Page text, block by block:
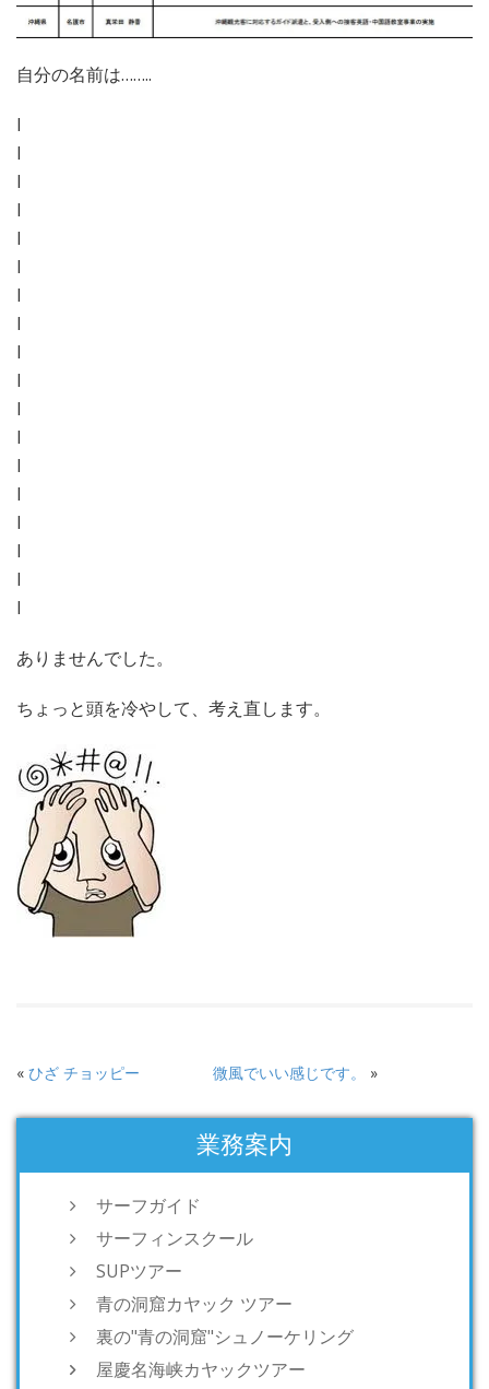
自分の名前は……..
l
l
l
l
l
l
l
l
l
l
l
l
l
l
l
l
l
l
ありませんでした。
ちょっと頭を冷やして、考え直します。
« ひざ チョッピー 微風でいい感じです。 »
業務案内
サーフガイド
サーフィンスクール
SUPツアー
青の洞窟カヤック ツアー
裏の"青の洞窟"シュノーケリング
屋慶名海峡カヤックツアー